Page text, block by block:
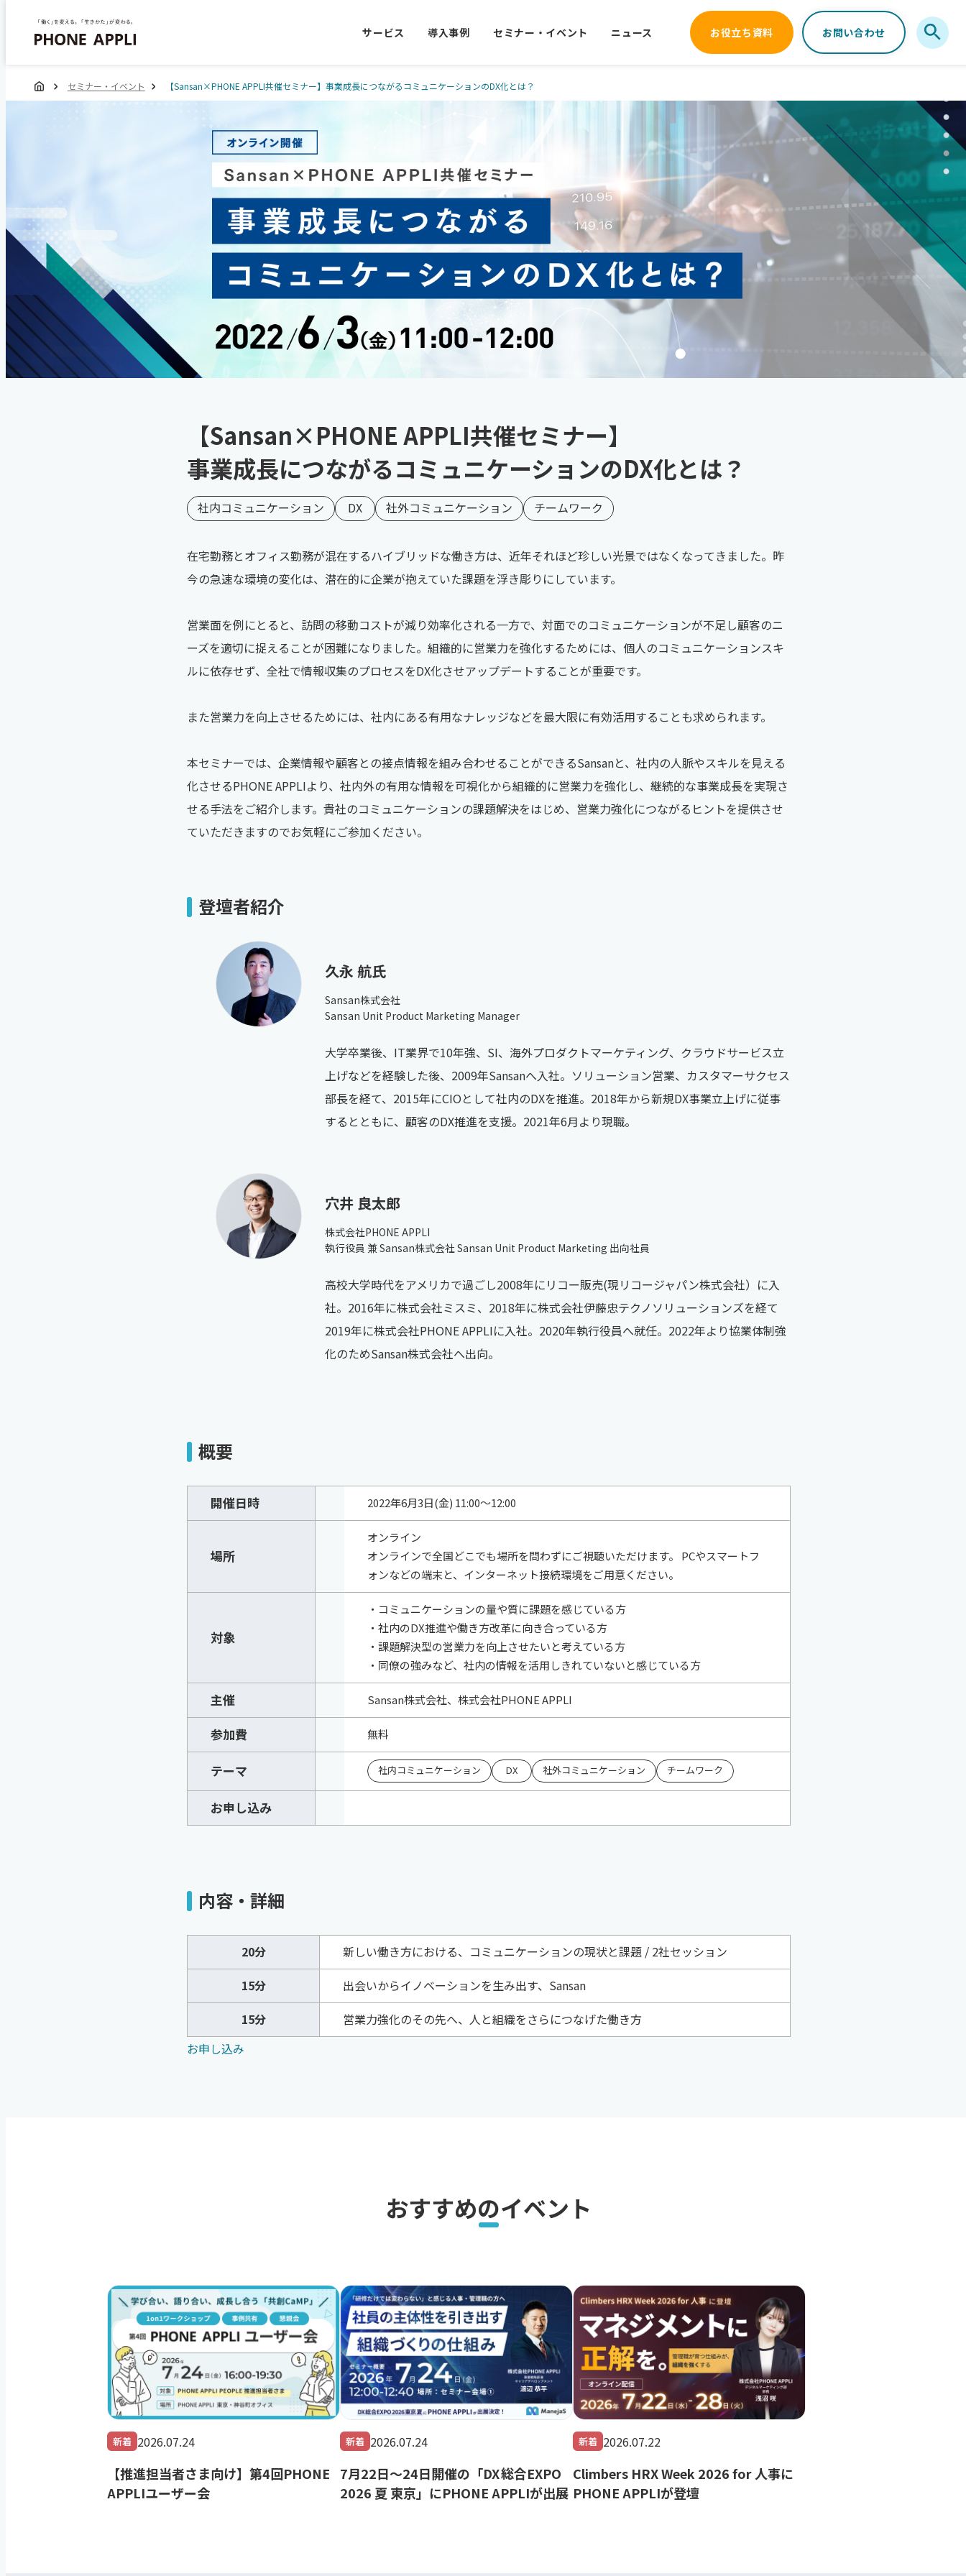
サービス 導入事例 セミナー・イベント ニュース お役立ち資料 お問い合わせ
セミナー・イベント 【Sansan×PHONE APPLI共催セミナー】事業成長につながるコミュニケーションのDX化とは？
【Sansan×PHONE APPLI共催セミナー】
事業成長につながるコミュニケーションのDX化とは？
社内コミュニケーション DX 社外コミュニケーション チームワーク
在宅勤務とオフィス勤務が混在するハイブリッドな働き方は、近年それほど珍しい光景ではなくなってきました。昨
今の急速な環境の変化は、潜在的に企業が抱えていた課題を浮き彫りにしています。
営業面を例にとると、訪問の移動コストが減り効率化される一方で、対面でのコミュニケーションが不足し顧客のニ
ーズを適切に捉えることが困難になりました。組織的に営業力を強化するためには、個人のコミュニケーションスキ
ルに依存せず、全社で情報収集のプロセスをDX化させアップデートすることが重要です。
また営業力を向上させるためには、社内にある有用なナレッジなどを最大限に有効活用することも求められます。
本セミナーでは、企業情報や顧客との接点情報を組み合わせることができるSansanと、社内の人脈やスキルを見える
化させるPHONE APPLIより、社内外の有用な情報を可視化から組織的に営業力を強化し、継続的な事業成長を実現さ
せる手法をご紹介します。貴社のコミュニケーションの課題解決をはじめ、営業力強化につながるヒントを提供させ
ていただきますのでお気軽にご参加ください。
登壇者紹介
久永 航氏
Sansan株式会社
Sansan Unit Product Marketing Manager
大学卒業後、IT業界で10年強、SI、海外プロダクトマーケティング、クラウドサービス立
上げなどを経験した後、2009年Sansanへ入社。ソリューション営業、カスタマーサクセス
部長を経て、2015年にCIOとして社内のDXを推進。2018年から新規DX事業立上げに従事
するとともに、顧客のDX推進を支援。2021年6月より現職。
穴井 良太郎
株式会社PHONE APPLI
執行役員 兼 Sansan株式会社 Sansan Unit Product Marketing 出向社員
高校大学時代をアメリカで過ごし2008年にリコー販売(現リコージャパン株式会社）に入
社。2016年に株式会社ミスミ、2018年に株式会社伊藤忠テクノソリューションズを経て
2019年に株式会社PHONE APPLIに入社。2020年執行役員へ就任。2022年より協業体制強
化のためSansan株式会社へ出向。
概要
開催日時 2022年6月3日(金) 11:00～12:00
場所
オンライン
オンラインで全国どこでも場所を問わずにご視聴いただけます。 PCやスマートフ
ォンなどの端末と、インターネット接続環境をご用意ください。
対象
・コミュニケーションの量や質に課題を感じている方
・社内のDX推進や働き方改革に向き合っている方
・課題解決型の営業力を向上させたいと考えている方
・同僚の強みなど、社内の情報を活用しきれていないと感じている方
主催 Sansan株式会社、株式会社PHONE APPLI
参加費 無料
テーマ 社内コミュニケーション DX 社外コミュニケーション チームワーク
お申し込み
内容・詳細
20分
新しい働き方における、コミュニケーションの現状と課題 / 2社セッション
15分
出会いからイノベーションを生み出す、Sansan
15分
営業力強化のその先へ、人と組織をさらにつなげた働き方
お申し込み
おすすめのイベント
新着 2026.07.24
【推進担当者さま向け】第4回PHONE
APPLIユーザー会
新着 2026.07.24
7月22日～24日開催の「DX 総合EXPO
2026 夏 東京」にPHONE APPLIが出展
新着 2026.07.22
Climbers HRX Week 2026 for 人事に
PHONE APPLIが登壇